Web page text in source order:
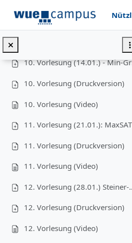
9. Vorlesung (Druckversion)
10.
10. Vorlesung (Druckversion)
10. Vorlesung (Video)
11.
11. Vorlesung (Druckversion)
11. Vorlesung (Video)
12. Vorlesung
12. Vorlesung (Druckversion)
12. Vorlesung (Video)